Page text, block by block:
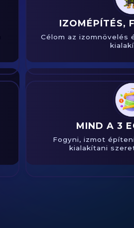
IZOMÉPÍTÉS,
Célom az
MIND A 3
Fogyni, izmot
kialakítani